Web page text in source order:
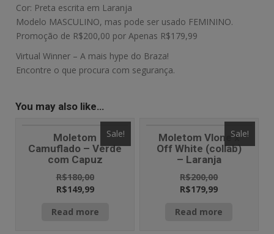
Cor: Preta escrita em Laranja
Modelo MASCULINO, mas pode ser usado FEMININO.
Promoção de R$200,00 por Apenas R$179,99
Virtual Winner – A mais hype do Braza!
Encontre o que procura com segurança.
You may also like…
Sale!
Moletom
Camuflado – Verde
com Capuz
R$180,00
R$149,99
Read more
Sale!
Moletom Vlone x
Off White (collab)
– Laranja
R$200,00
R$179,99
Read more